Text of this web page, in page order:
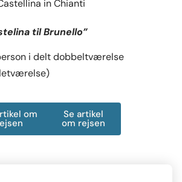
in Chianti
til Brunello”
i delt dobbeltværelse
om Se artikel
om rejsen